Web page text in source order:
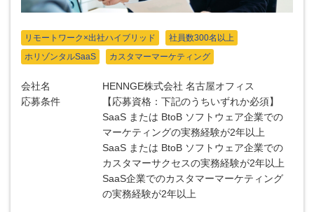
リモートワーク×出社ハイブリッド
社員数300名以上
ホリゾンタルSaaS
カスタマーマーケティング
会社名
HENNGE株式会社 名古屋オフィス
応募条件
【応募資格：下記のうちいずれか必須】
SaaS または BtoB ソフトウェア企業での
マーケティングの実務経験が2年以上
SaaS または BtoB ソフトウェア企業での
カスタマーサクセスの実務経験が2年以上
SaaS企業でのカスタマーマーケティング
の実務経験が2年以上